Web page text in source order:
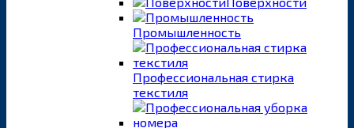
Промышленность
Профессиональная стирка
текстиля